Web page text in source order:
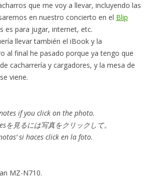
que me voy a llevar, incluyendo las
en nuestro concierto en el Blip
es para jugar, internet, etc.
llevar también el iBook y la
al final he pasado porque ya tengo que
cacharrería y cargadores, y la mesa de
viene.
if you click on the photo.
を見るには写真をクリックして。
si haces click en la foto.
MZ-N710.